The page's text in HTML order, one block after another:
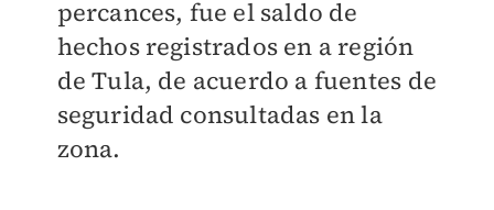
percances, fue el saldo de
hechos registrados en a región
de Tula, de acuerdo a fuentes de
seguridad consultadas en la
zona.